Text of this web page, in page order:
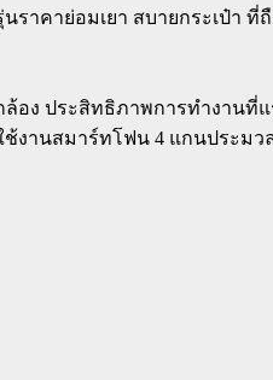
ราคาย่อมเยา สบายกระเป๋า ที่
ง ประสิทธิภาพการทำงานที่แ
งานสมาร์ทโฟน 4 แกนประม